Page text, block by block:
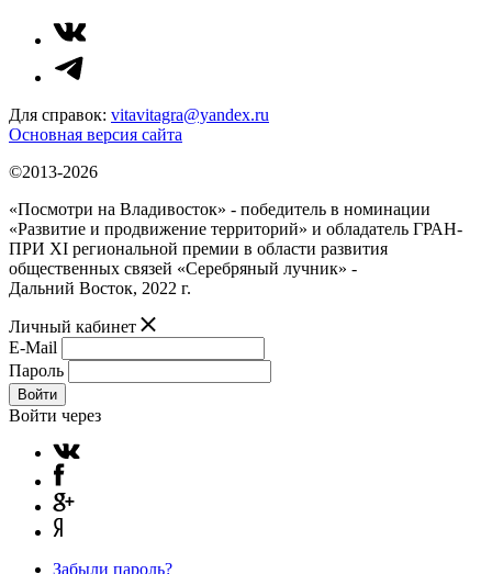
Для справок: vitavitagra@yandex.ru
Основная версия сайта
©2013-2026
«Посмотри на Владивосток» - победитель в номинации
«Развитие и продвижение территорий» и обладатель ГРАН-
ПРИ XI региональной премии в области развития
общественных связей «Серебряный лучник» -
Дальний Восток, 2022 г.
Личный кабинет
E-Mail
Пароль
Войти
Войти через
Забыли пароль?